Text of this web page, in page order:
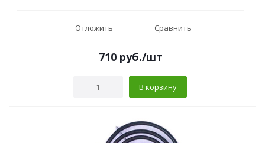
Отложить Сравнить
710руб./шт
В корзину